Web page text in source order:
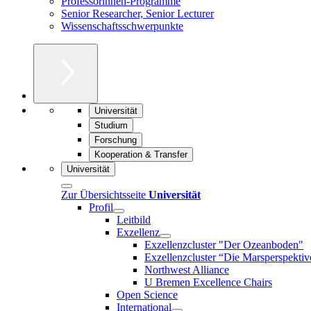
Senior Researcher, Senior Lecturer
Wissenschaftsschwerpunkte
Universität
Studium
Forschung
Kooperation & Transfer
Universität
Zur Übersichtsseite Universität
Profil
Leitbild
Exzellenz
Exzellenzcluster "Der Ozeanboden"
Exzellenzcluster “Die
Northwest Alliance
U Bremen Excellence Chairs
Open Science
International